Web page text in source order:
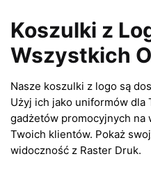
Koszulki z
Wszystkich
Nasze koszulki z logo są
Użyj ich jako uniformów dla
gadżetów promocyjnych na
Twoich klientów. Pokaż
widoczność z Raster Druk.